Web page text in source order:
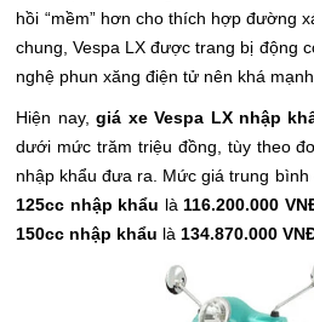
hồi “mềm” hơn cho thích hợp đường
chung,Vespa LX được trang bị động
nghệ phun xăng điện tử nên khá
Hiện nay,giá xeVespa LX nhập
dưới mức trăm triệu đồng, tùy theo
nhập khẩu đưa ra. Mức giá trung bình
125cc nhập khẩu là 116.200.000
150cc nhập khẩu là 134.870.000